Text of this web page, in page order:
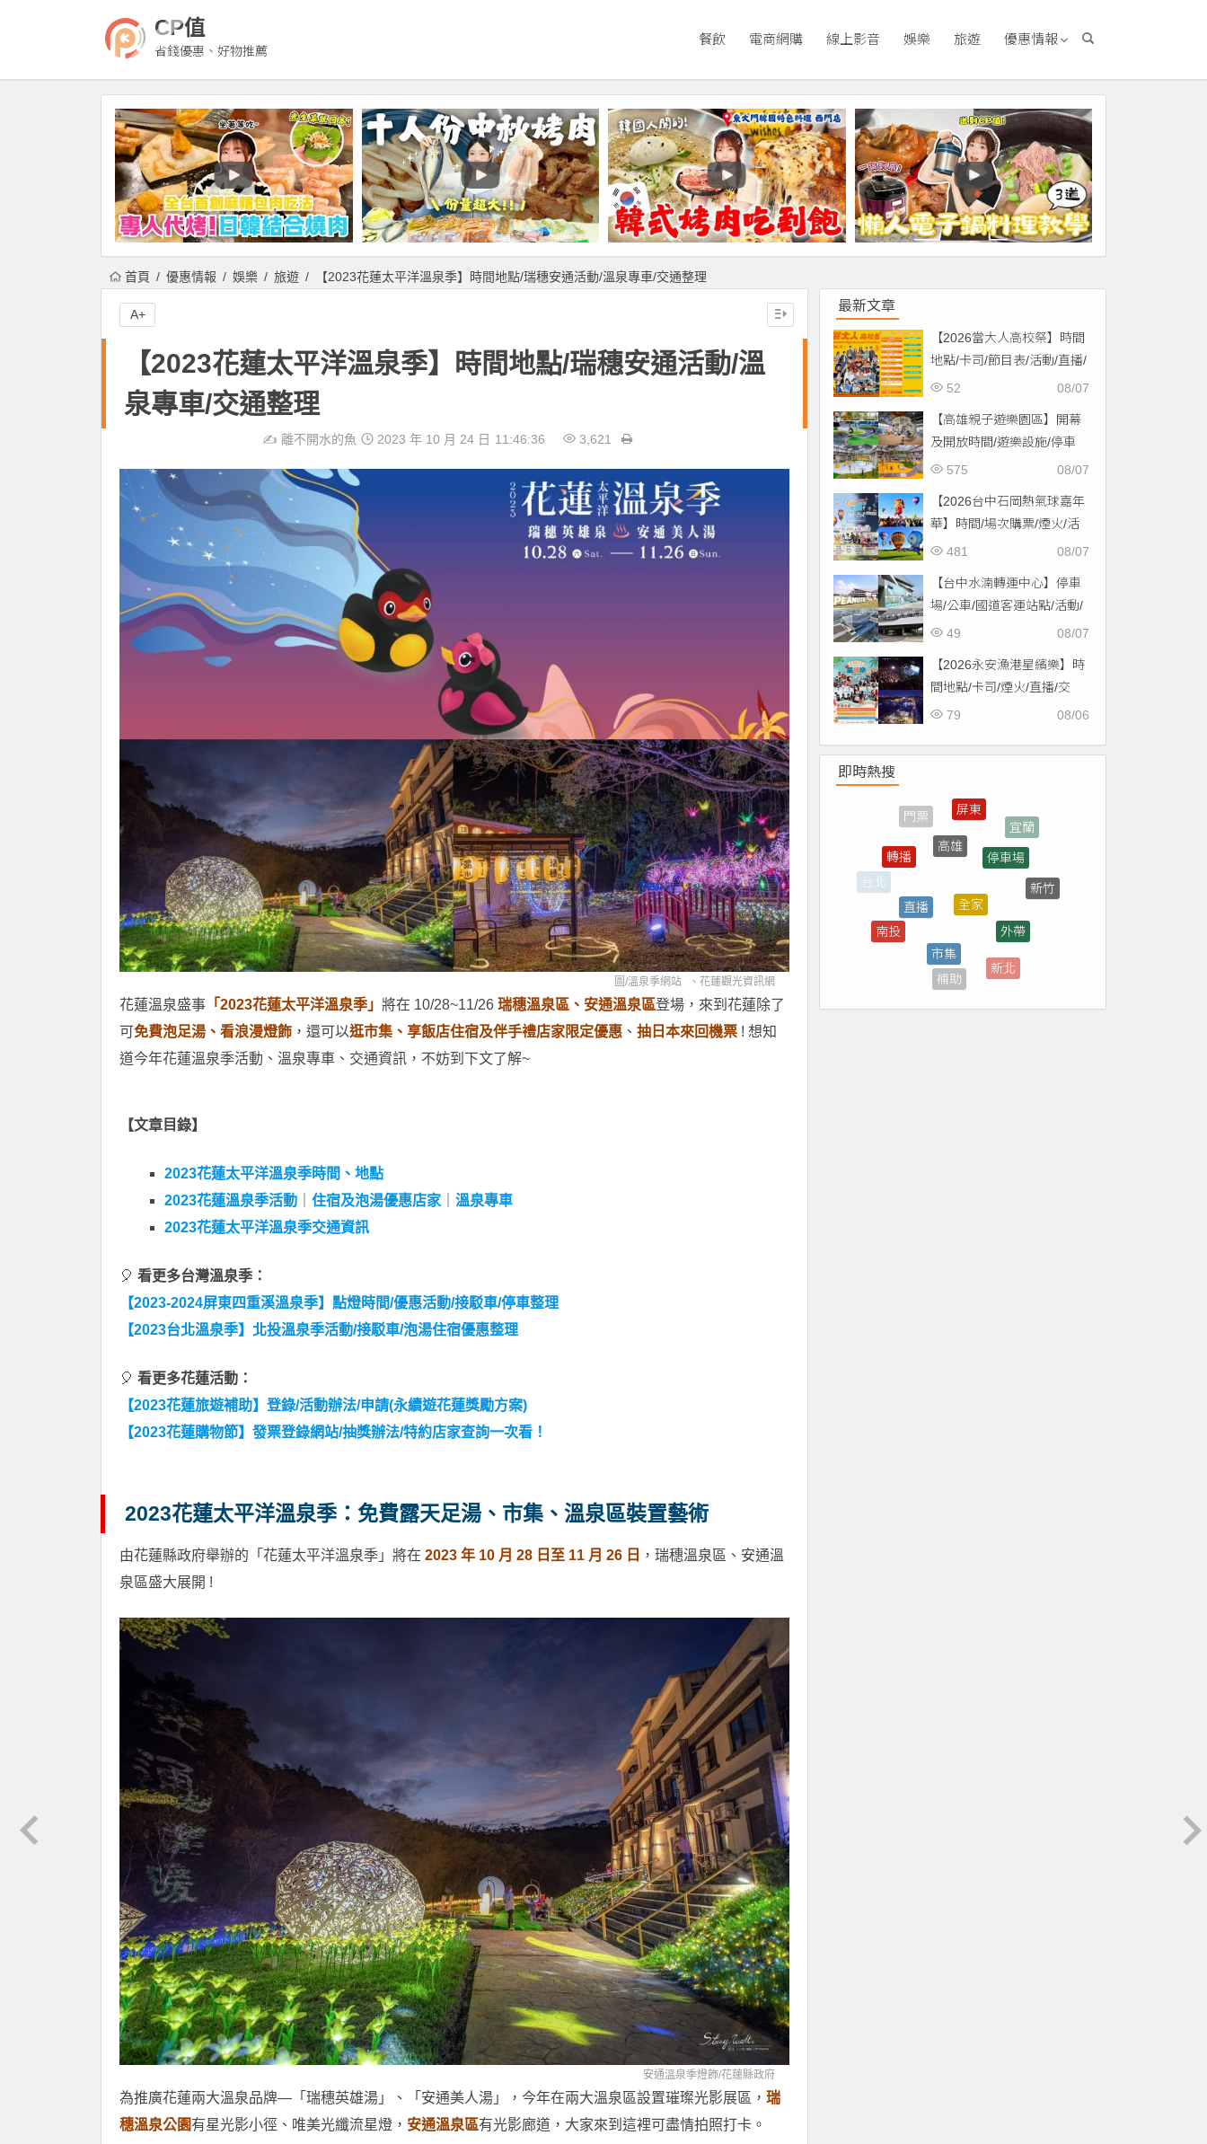
CP值
省錢優惠、好物推薦
餐飲 電商網購 線上影音 娛樂 旅遊 優惠情報
首頁 優惠情報 娛樂 旅遊 【2023花蓮太平洋溫泉季】時間地點/瑞穗安通活動/溫泉專車/交通整理
【2023花蓮太平洋溫泉季】時間地點/瑞穗安通活動/溫
泉專車/交通整理
✍️離不開水的魚 2023 年 10 月 24 日 11:46:36 3,621
圖/溫泉季網站 、花蓮觀光資訊網
花蓮溫泉盛事 「2023花蓮太平洋溫泉季」 將在 10/28~11/26 瑞穗溫泉區、安通溫泉區登場，來到花蓮除了
可免費泡足湯、看浪漫燈飾 ，還可以逛市集、享飯店住宿及伴手禮店家限定優惠 、 抽日本來回機票 ! 想知
道今年花蓮溫泉季活動、溫泉專車、交通資訊，不妨到下文了解~
【文章目錄】
2023花蓮太平洋溫泉季時間、地點
2023花蓮溫泉季活動
住宿及泡湯優惠店家
溫泉專車
2023花蓮太平洋溫泉季交通資訊
🎈 看更多台灣溫泉季：
【2023-2024屏東四重溪溫泉季】點燈時間/優惠活動/接駁車/停車整理
【2023台北溫泉季】北投溫泉季活動/接駁車/泡湯住宿優惠整理
🎈 看更多花蓮活動：
【2023花蓮旅遊補助】登錄/活動辦法/申請(永續遊花蓮獎勵方案)
【2023花蓮購物節】發票登錄網站/抽獎辦法/特約店家查詢一次看！
2023花蓮太平洋溫泉季：免費露天足湯、市集、溫泉區裝置藝術
由花蓮縣政府舉辦的「花蓮太平洋溫泉季」將在 2023 年 10 月 28 日至 11 月 26 日 ，瑞穗溫泉區、安通溫
泉區盛大展開 !
安通溫泉季燈飾/花蓮縣政府
為推廣花蓮兩大溫泉品牌—「瑞穗英雄湯」、「安通美人湯」，今年在兩大溫泉區設置璀璨光影展區， 瑞
穗溫泉公園有星光影小徑、唯美光纖流星燈， 安通溫泉區有光影廊道，大家來到這裡可盡情拍照打卡。
A+
最新文章
【2026當大人高校祭】時間
地點/卡司/節目表/活動/直播/
交通，免費入場！
08/07
52
【高雄親子遊樂園區】開幕
及開放時間/遊樂設施/停車
場/交通一次看！
08/07
575
【2026台中石岡熱氣球嘉年
華】時間/場次購票/煙火/活
動/交通，土牛運動公園登08/07
481
【台中水湳轉運中心】停車
場/公車/國道客運站點/活動/
交通，啟用免費停車！ 08/07
49
【2026永安漁港星繽樂】時
間地點/卡司/煙火/直播/交
通，免費入場！
08/06
79
即時熱搜
轉播
高雄
停車場
煙火
桃園
南投
直播
全家
外帶
新北
補助
市集